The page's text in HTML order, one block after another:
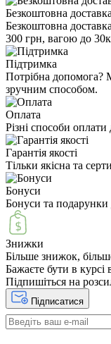
Безкоштовна доставка
Безкоштовна
300 грн, вагою до
Підтримка
Потрібна допомога?
зручним способом.
Оплата
Різні способи
Гарантія якості
Тільки якісна та
Бонуси
Бонуси та подарунки
Знижки
Більше знижок,
Бажаєте бути в курсі
Підпишіться на
Підписатися